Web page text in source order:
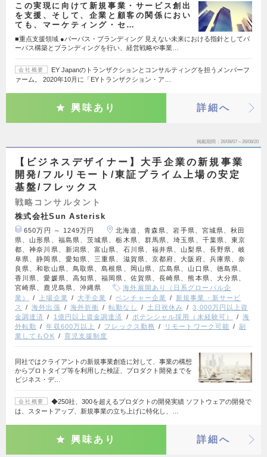
この実現に向けて新規事業・サービス創出
を支援、そして、企業と顧客の関係におい
ても、マーケティング・セ…
■重点支援領域 ●パーパス・ブランディング 見えない未来における指針としてパ
ーパス構築とブランディングを行い、経営戦略や事業…
会社概要
EY Japanのトランザクションとコンサルティングを担うメンバーフ
ァーム。 2020年10月に「EYトランザクション・ア…
興味あり 詳細へ
掲載期間 26/08/07～26/08/20
【ビジネスデザイナー】大手企業の新規事業
開発/フルリモート/東証プライム上場の安定
基盤/フレックス
戦略コンサルタント
株式会社Sun Asterisk
650万円 ～ 1249万円
北海道、青森県、岩手県、宮城県、秋田
県、山形県、福島県、茨城県、栃木県、群馬県、埼玉県、千葉県、東京
都、神奈川県、新潟県、富山県、石川県、福井県、山梨県、長野県、岐
阜県、静岡県、愛知県、三重県、滋賀県、京都府、大阪府、兵庫県、奈
良県、和歌山県、鳥取県、島根県、岡山県、広島県、山口県、徳島県、
香川県、愛媛県、高知県、福岡県、佐賀県、長崎県、熊本県、大分県、
宮崎県、鹿児島県、沖縄県
海外展開あり（日系グローバル企
業）
上場企業 大手企業 ベンチャー企業
新規事業・新サービ
ス
海外出張 海外折衝 転勤なし 土日祝休み
3,000万円以上資
金調達済
1億円以上資金調達済 ポテンシャル採用（未経験可）
海
外転勤
年収600万以上 フレックス勤務 リモートワーク可能
副
業してもOK
育児支援制度
同社ではクライアントの新規事業創造に対して、事業の構想
からプロトタイプ等を利用した検証、プロダクト開発までを
ビジネス・デ…
会社概要
◆250社、300を超えるプロダクトの開発実績 ソフトウェアの開発で
は、スタートアップ、新規事業の立ち上げに特化し、…
興味あり 詳細へ